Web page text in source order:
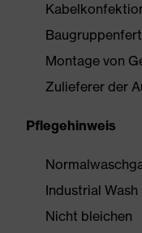
Montage von
Zulieferer der
Pflegehinweis
Industrial Wash
Nicht bleichen